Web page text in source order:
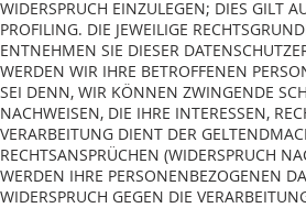
WIDERSPRUCH EINZULEGEN; DIES GILT
PROFILING. DIE JEWEILIGE
ENTNEHMEN SIE DIESER
WERDEN WIR IHRE BETROFFENEN
SEI DENN, WIR KÖNNEN ZWINGENDE
NACHWEISEN, DIE IHRE INTERESSEN,
VERARBEITUNG DIENT DER
RECHTSANSPRÜCHEN (WIDERSPRUCH
WERDEN IHRE PERSONENBEZOGENEN
WIDERSPRUCH GEGEN DIE